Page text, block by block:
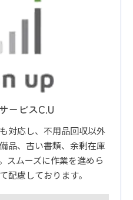
ービスC.U
対応し、不用品回収以外
品、古い書類、余剰在庫
スムーズに作業を進めら
配慮しております。